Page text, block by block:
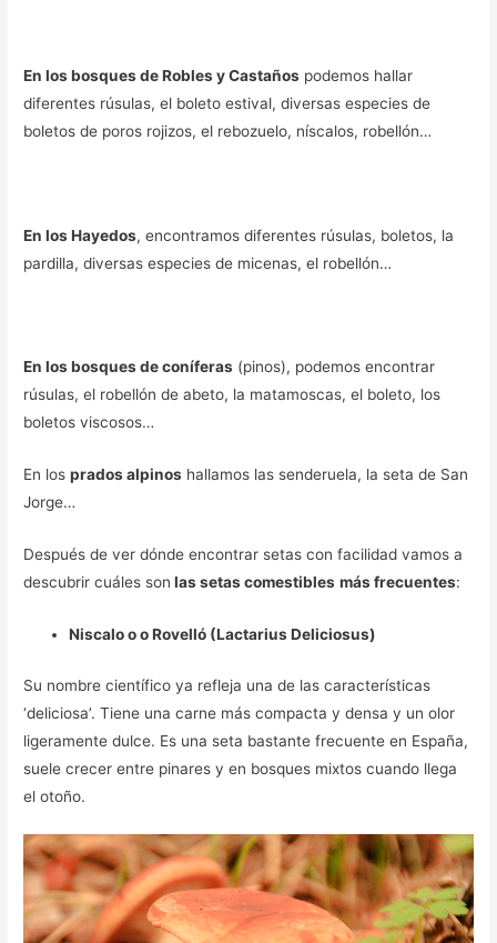
En los bosques de Robles y Castaños podemos hallar
diferentes rúsulas, el boleto estival, diversas especies de
boletos de poros rojizos, el rebozuelo, níscalos, robellón…
En los Hayedos, encontramos diferentes rúsulas, boletos, la
pardilla, diversas especies de micenas, el robellón…
En los bosques de coníferas (pinos), podemos encontrar
rúsulas, el robellón de abeto, la matamoscas, el boleto, los
boletos viscosos…
En losprados alpinos hallamos las senderuela, la seta de San
Jorge…
Después de ver dónde encontrar setas con facilidad vamos a
descubrir cuáles son las setas comestibles más frecuentes:
Niscalo o o Rovelló (Lactarius Deliciosus)
Su nombre científico ya refleja una de las características
‘deliciosa’. Tiene una carne más compacta y densa y un olor
ligeramente dulce. Es una seta bastante frecuente en España,
suele crecer entre pinares y en bosques mixtos cuando llega
el otoño.